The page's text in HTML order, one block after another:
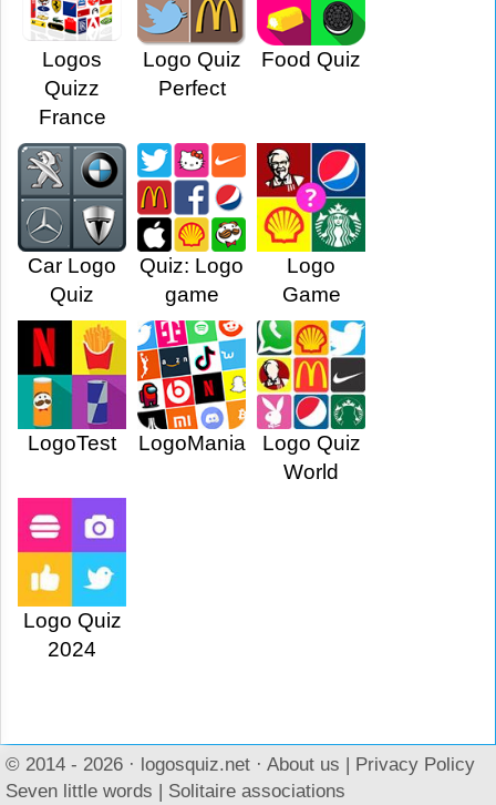
Logos
Quizz
France
Logo Quiz
Perfect
Food Quiz
Car Logo
Quiz
Quiz: Logo
game
Logo
Game
LogoTest LogoMania
Logo Quiz
World
Logo Quiz
2024
© 2014 - 2026 · logosquiz.net · About us | Privacy Policy
Seven little words | Solitaire associations